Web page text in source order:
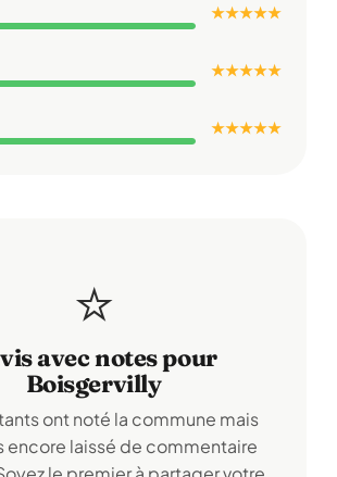
★ ★ ★ ★ ★
★ ★ ★ ★ ★
★ ★ ★ ★ ★
⭐
avec notes pour
Boisgervilly
ont noté la commune mais
encore laissé de commentaire